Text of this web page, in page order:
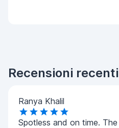
Recensioni recenti
Ranya Khalil
Spotless and on time. The